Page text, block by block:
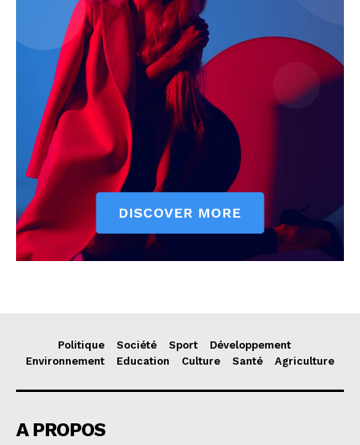
Politique Société Sport
Développement
Environnement
Education Culture Santé Agriculture
A PROPOS